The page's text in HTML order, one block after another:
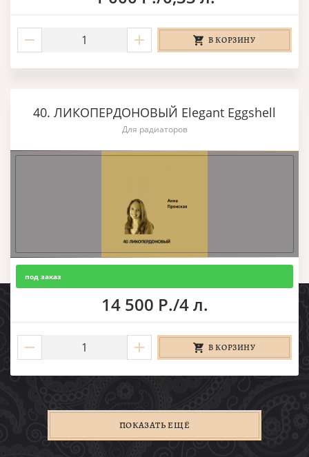
В КОРЗИНУ
40. ЛИКОПЕРДОНОВЫЙ Elegant Eggshell
Для радиаторов
под заказ
14 500 Р./4 л.
В КОРЗИНУ
ПОКАЗАТЬ ЕЩЁ